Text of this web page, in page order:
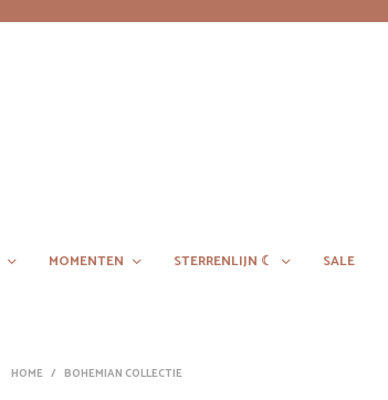
MOMENTEN STERRENLIJN ☾ SALE
HOME / BOHEMIAN COLLECTIE